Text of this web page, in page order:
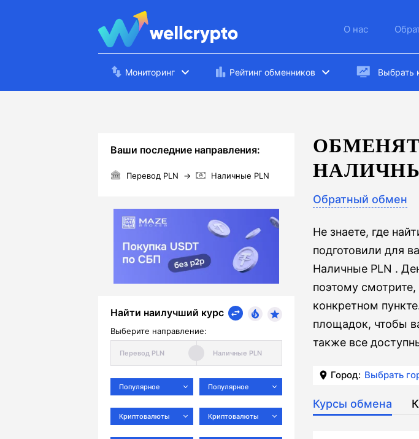
О нас
Мониторинг Рейтинг обменников Выбрать
Ваши последние направления:
Перевод PLN → Наличные PLN
Найти наилучший курс
Выберите направление:
Популярное
Криптовалюты
Популярное
Криптовалюты
Обратный обмен
Не знаете, где
подготовили для
Наличные PLN .
поэтому
конкретном
площадок, чтобы
также все
Город: Выбрать
Курсы обмена